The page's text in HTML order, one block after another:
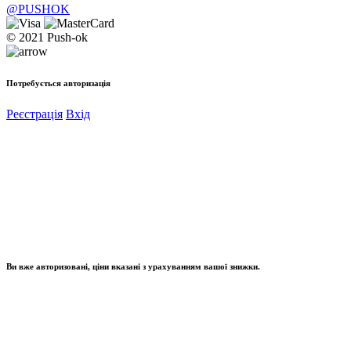
@PUSHOK
© 2021 Push-ok
Потребується авторизація
Реєстрація Вхід
Ви вже авторизовані, ціни вказані з урахуванням вашої знижки.